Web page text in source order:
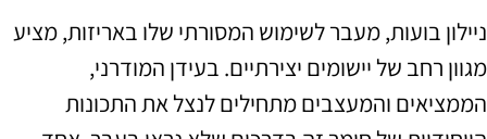
ניילון בועות, מעבר לשימוש המסורתי שלו באריזות, מציע
מגוון רחב של יישומים יצירתיים. בעידן המודרני,
הממציאים והמעצבים מתחילים לנצל את התכונות